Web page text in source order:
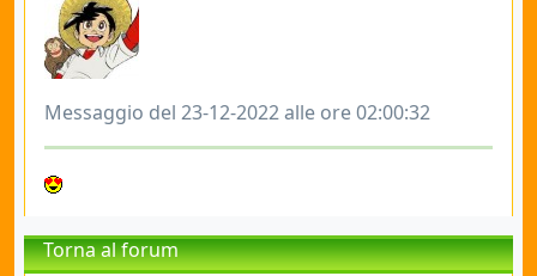
Messaggio del 23-12-2022 alle ore 02:00:32
Torna al forum